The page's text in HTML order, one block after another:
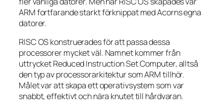
ARM fortfarande starkt förknippat med Acorns egna
datorer.
RISC OS konstruerades för att passa dessa
processorer mycket väl. Namnet kommer från
uttrycket Reduced Instruction Set Computer, alltså
den typ av processorarkitektur som ARM tillhör.
Målet var att skapa ett operativsystem som var
snabbt, effektivt och nära knutet till hårdvaran.